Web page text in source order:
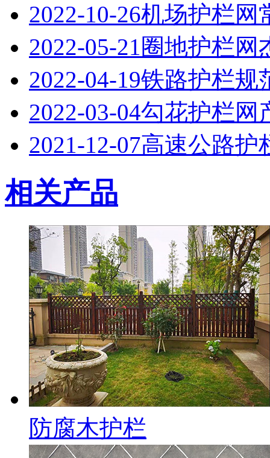
2022-10-26机场护栏网
2022-05-21 圈地护栏网
2022-04-19铁路护栏规
2022-03-04勾花护栏网
2021-12-07高速公路护
相关产品
防腐木护栏